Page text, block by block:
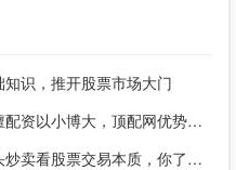
识，推开股票市场大门
股票和期货市场实力投资者擅配资以小博大，顶配网优势尽显
股票入门知识：从沙丁鱼罐头炒卖看股票交易本质，你了解吗？